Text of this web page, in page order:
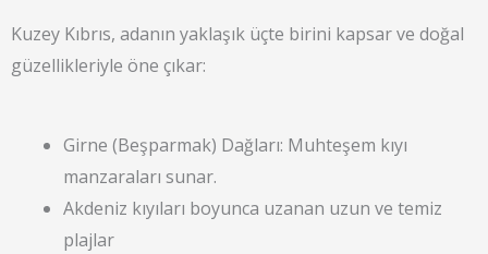
Kuzey Kıbrıs, adanın yaklaşık üçte birini kapsar ve doğal
güzellikleriyle öne çıkar:
Girne (Beşparmak) Dağları: Muhteşem kıyı
manzaraları sunar.
Akdeniz kıyıları boyunca uzanan uzun ve temiz
plajlar